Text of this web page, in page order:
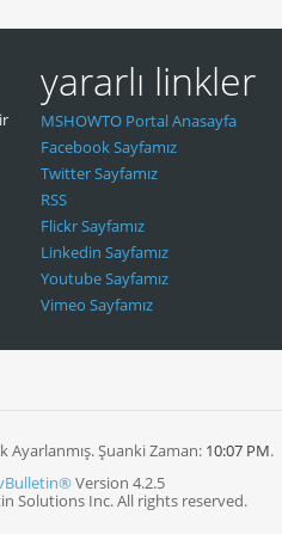
yararlı linkler
MSHOWTO Portal Anasayfa
Facebook Sayfamız
Twitter Sayfamız
RSS
Flickr Sayfamız
Linkedin Sayfamız
Youtube Sayfamız
Vimeo Sayfamız
Ayarlanmış. Şuanki Zaman: 10:07 PM.
Version 4.2.5
Solutions Inc. All rights reserved.